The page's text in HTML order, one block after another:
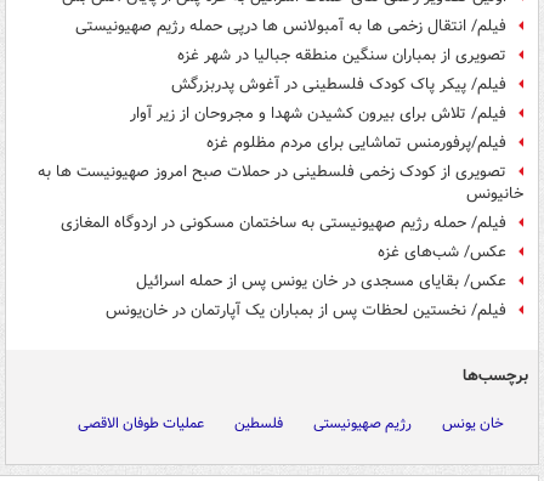
فیلم/ انتقال زخمی ها به آمبولانس ها درپی حمله رژیم صهیونیستی
تصویری از بمباران سنگین منطقه جبالیا در شهر غزه
فیلم/ پیکر پاک کودک فلسطینی در آغوش پدربزرگش
فیلم/ تلاش برای بیرون کشیدن شهدا و مجروحان از زیر آوار
فیلم/پرفورمنس تماشایی برای مردم مظلوم غزه
تصویری از کودک زخمی فلسطینی در حملات صبح امروز صهیونیست ها به
خانیونس
فیلم/ حمله رژیم صهیونیستی به ساختمان مسکونی در اردوگاه المغازی
عکس/ شب‌های غزه
عکس/ بقایای مسجدی در خان یونس پس از حمله اسرائیل
فیلم/ نخستین لحظات پس از بمباران یک آپارتمان در خان‌یونس
برچسب‌ها
خان یونس رژیم صهیونیستی فلسطین عملیات طوفان الاقصی